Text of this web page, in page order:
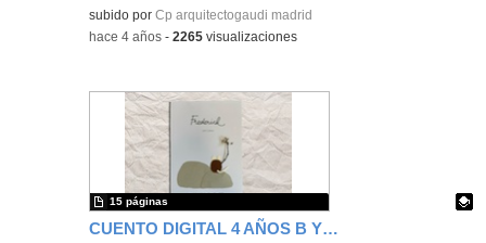
Contenido educativo.
subido porCp arquitectogaudi madrid
-hace 4 años -2265 visualizaciones
CUENTO DIGITAL 4 AÑOS B Y 3º B
15 páginas